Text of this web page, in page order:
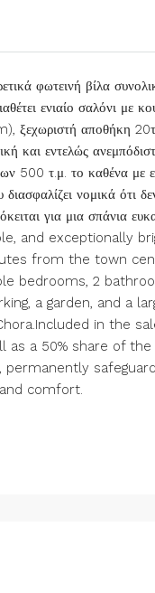
φωτεινή βίλα
ενιαίο σαλόνι με
αποθήκη
και εντελώς
500 τ.μ. το καθένα με
νομικά ότι
για μια σπάνια
and exceptionally
from the town
bedrooms, 2
a garden, and a
in the
as a 50% share of
comfort.